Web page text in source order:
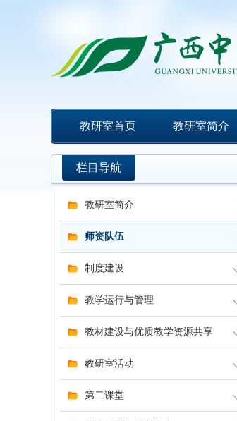
教研室首页 教研室简介
栏目导航
教研室简介
师资队伍
制度建设
教学运行与管理
教材建设与优质教学资源共享
教研室活动
第二课堂